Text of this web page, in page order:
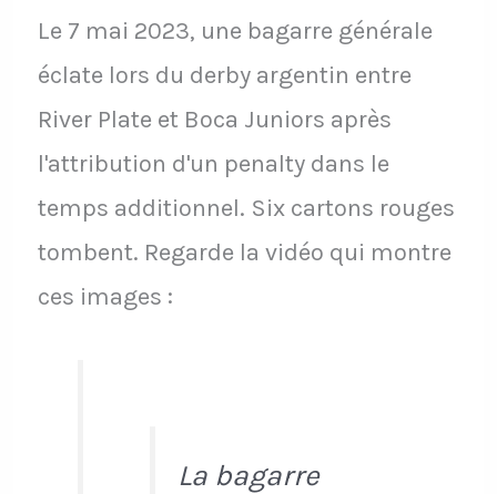
Le 7 mai 2023, une bagarre générale
éclate lors du derby argentin entre
River Plate et Boca Juniors après
l'attribution d'un penalty dans le
temps additionnel. Six cartons rouges
tombent. Regarde la vidéo qui montre
ces images :
La bagarre